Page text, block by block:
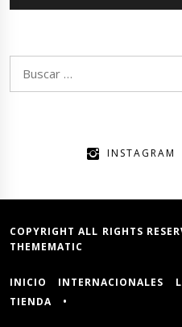
INSTAGRAM
COPYRIGHT ALL RIGHTS
THEMEMATIC
INICIO INTERNACIONALES
TIENDA
•